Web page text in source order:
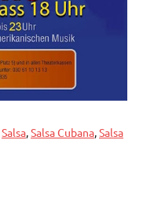
Salsa,Salsa Cubana,Salsa